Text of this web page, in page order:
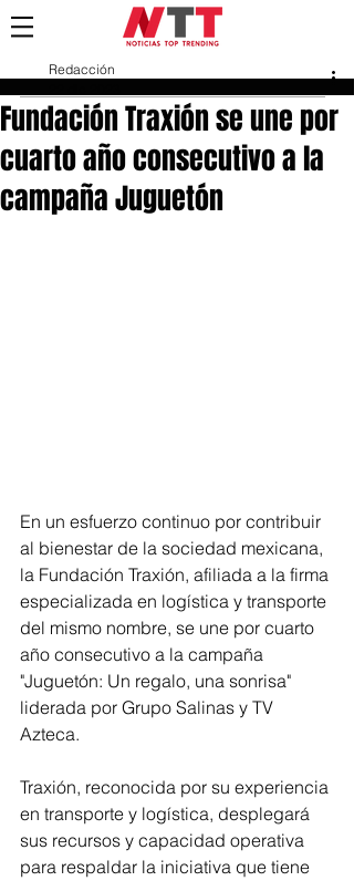
Fundación Traxión se une por
cuarto año consecutivo a la
campaña Juguetón
Redacción
En un esfuerzo continuo por contribuir
al bienestar de la sociedad mexicana,
la Fundación Traxión, afiliada a la firma
especializada en logística y transporte
del mismo nombre, se une por cuarto
año consecutivo a la campaña
"Juguetón: Un regalo, una sonrisa"
liderada por Grupo Salinas y TV
Azteca.
Traxión, reconocida por su experiencia
en transporte y logística, desplegará
sus recursos y capacidad operativa
para respaldar la iniciativa que tiene